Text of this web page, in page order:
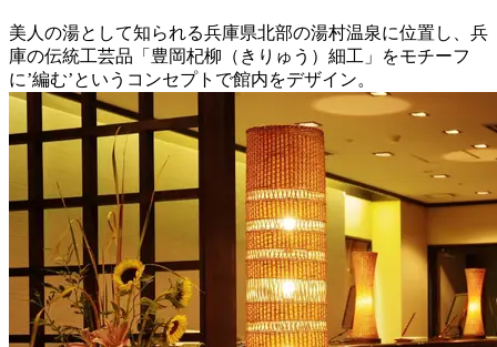
美人の湯として知られる兵庫県北部の湯村温泉に位置し、兵
庫の伝統工芸品「豊岡杞柳（きりゅう）細工」をモチーフ
に’編む’というコンセプトで館内をデザイン。